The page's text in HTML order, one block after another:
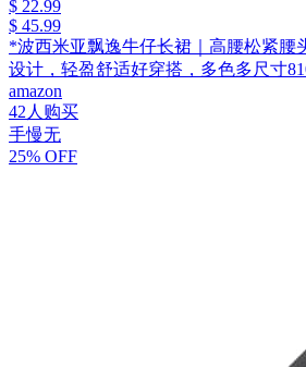
$ 22.99
$ 45.99
*波西米亚飘逸牛仔长裙｜高腰松紧腰
设计，轻盈舒适好穿搭，多色多尺寸
amazon
42人购买
手慢无
25% OFF